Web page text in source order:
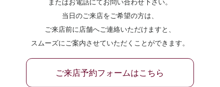
またはお電話にてお問い合わせ下さい。
当日のご来店をご希望の方は、
ご来店前に店舗へご連絡いただけますと、
スムーズにご案内させていただくことができます。
ご来店予約フォームはこちら